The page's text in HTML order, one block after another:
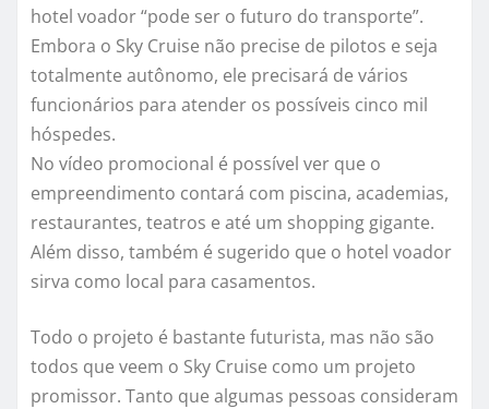
hotel voador “pode ser o futuro do transporte”.
Embora o Sky Cruise não precise de pilotos e seja
totalmente autônomo, ele precisará de vários
funcionários para atender os possíveis cinco mil
hóspedes.
No vídeo promocional é possível ver que o
empreendimento contará com piscina, academias,
restaurantes, teatros e até um shopping gigante.
Além disso, também é sugerido que o hotel voador
sirva como local para casamentos.
Todo o projeto é bastante futurista, mas não são
todos que veem o Sky Cruise como um projeto
promissor. Tanto que algumas pessoas consideram